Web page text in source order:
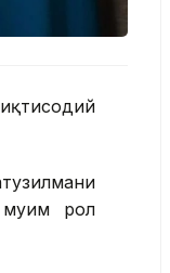
рол